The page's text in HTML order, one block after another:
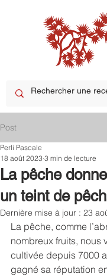
Post
La pêche
un teint de
Perli Pascale
18 août 2023 3 min de lecture
Dernière mise à jour : 23
La pêche, comme
nombreux fruits, nous
cultivée depuis 7000
gagné sa réputation